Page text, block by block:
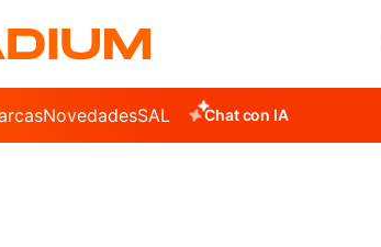
NovedadesSALE Chat con IA